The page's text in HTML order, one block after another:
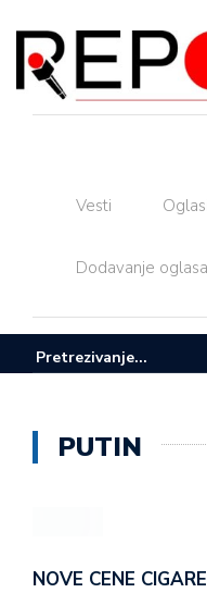
Vesti Oglasi
Dodavanje oglasa
PUTIN
NOVE CENE